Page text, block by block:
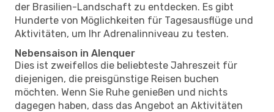
der Brasilien-Landschaft zu entdecken. Es gibt
Hunderte von Möglichkeiten für Tagesausflüge und
Aktivitäten, um Ihr Adrenalinniveau zu testen.
Nebensaison in Alenquer
Dies ist zweifellos die beliebteste Jahreszeit für
diejenigen, die preisgünstige Reisen buchen
möchten. Wenn Sie Ruhe genießen und nichts
dagegen haben, dass das Angebot an Aktivitäten